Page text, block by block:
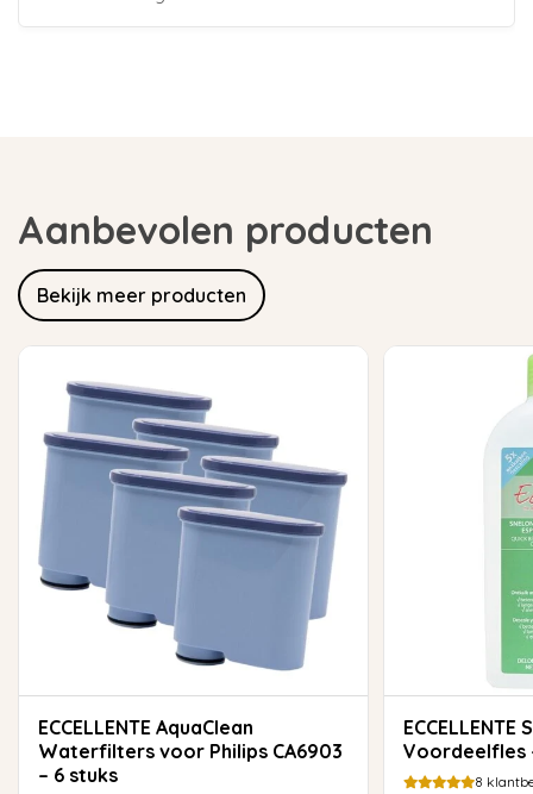
Aanbevolen producten
Bekijk meer producten
ECCELLENTE AquaClean
Waterfilters voor Philips CA6903
– 6 stuks
ECCELLENTE Snelontkalker
Voordeelfles
8